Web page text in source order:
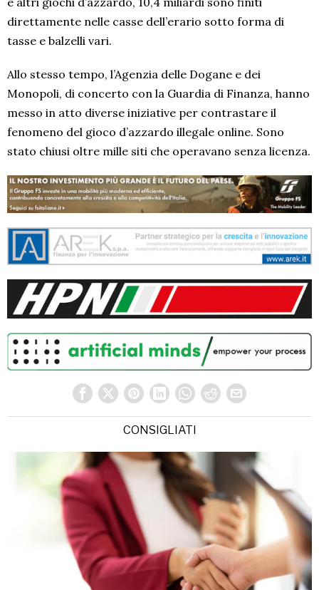
direttamente nelle casse dell’erario sotto forma di
tasse e balzelli vari.
Allo stesso tempo, l’Agenzia delle Dogane e dei
Monopoli, di concerto con la Guardia di Finanza, hanno
messo in atto diverse iniziative per contrastare il
fenomeno del gioco d’azzardo illegale online. Sono
stato chiusi oltre mille siti che operavano senza licenza.
CONSIGLIATI